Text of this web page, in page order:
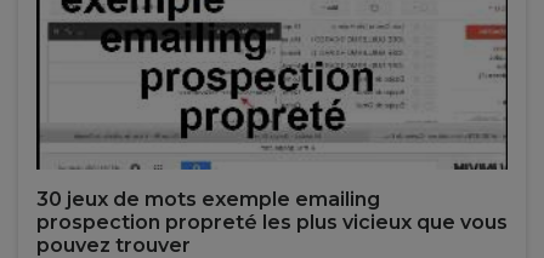
30 jeux de mots exemple emailing
prospection propreté les plus vicieux que vous
pouvez trouver